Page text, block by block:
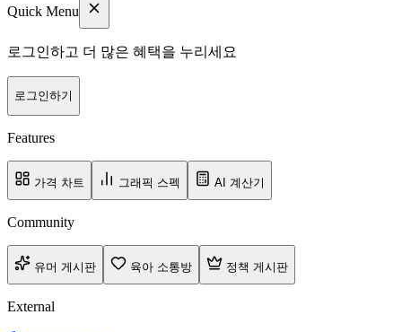
Quick Menu
로그인하고 더 많은 혜택을 누리세요
로그인하기
Features
가격 차트 그래픽 스펙 AI 계산기
Community
유머 게시판 육아 소통방 정책 게시판
External